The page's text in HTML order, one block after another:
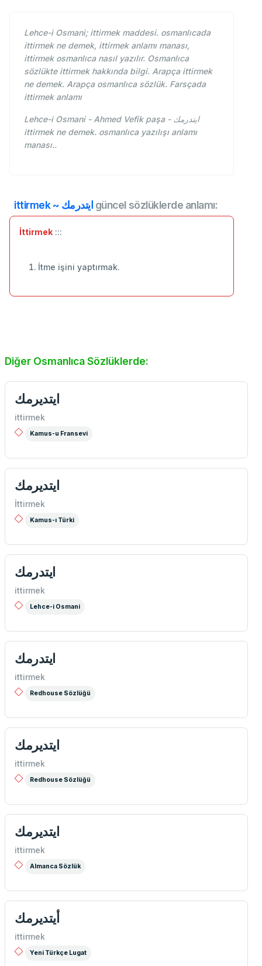
Lehce-i Osmani; ittirmek maddesi. osmanlıcada
ittirmek ne demek, ittirmek anlamı manası,
ittirmek osmanlıca nasıl yazılır. Osmanlıca
sözlükte ittirmek hakkında bilgi. Arapça ittirmek
ne demek. Arapça osmanlıca sözlük. Farsçada
ittirmek anlamı
Lehce-i Osmani - Ahmed Vefik paşa - ايتدرمك
ittirmek ne demek. osmanlıca yazılışı anlamı
manası..
ittirmek ~ ايتدرمك güncel sözlüklerde anlamı:
İttirmek :::
İtme işini yaptırmak.
Diğer Osmanlıca Sözlüklerde:
ايتديرمك
ittirmek
Kamus-u Fransevi
ايتديرمك
İttirmek
Kamus-ı Türki
ايتدرمك
ittirmek
Lehce-i Osmani
ایتدرمك
ittirmek
Redhouse Sözlüğü
ایتدیرمك
ittirmek
Redhouse Sözlüğü
ایتدیرمك
ittirmek
Almanca Sözlük
أیتدیرمك
ittirmek
Yeni Türkçe Lugat